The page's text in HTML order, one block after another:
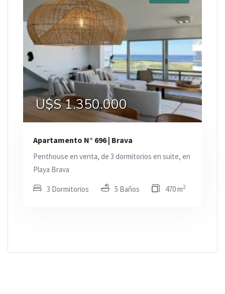
U$S 1.350.000
Apartamento N° 696 | Brava
Penthouse en venta, de 3 dormitorios en suite, en
Playa Brava
3 Dormitorios 5 Baños 470 m2